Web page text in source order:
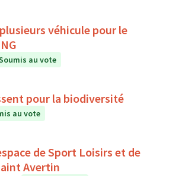
véhicule pour le
au vote
pour la biodiversité
au vote
de Sport Loisirs et de
Avertin